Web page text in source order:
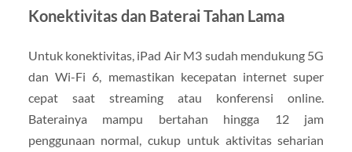
Konektivitas dan Baterai Tahan Lama
Untuk konektivitas, iPad Air M3 sudah mendukung 5G
dan Wi-Fi 6, memastikan kecepatan internet super
cepat saat streaming atau konferensi online.
Baterainya mampu bertahan hingga 12 jam
penggunaan normal, cukup untuk aktivitas seharian